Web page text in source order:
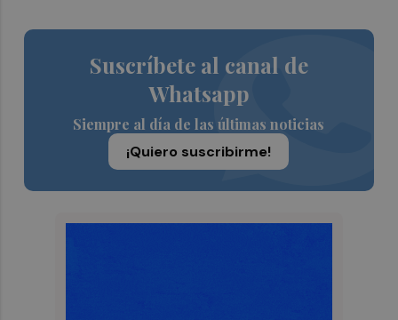
Suscríbete al canal de
Whatsapp
Siempre al día de las últimas noticias
¡Quiero suscribirme!